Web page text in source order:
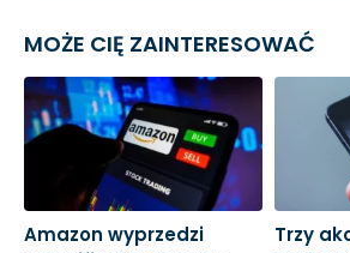
MOŻE CIĘ ZAINTERESOWAĆ
Amazon wyprzedzi
Trzy